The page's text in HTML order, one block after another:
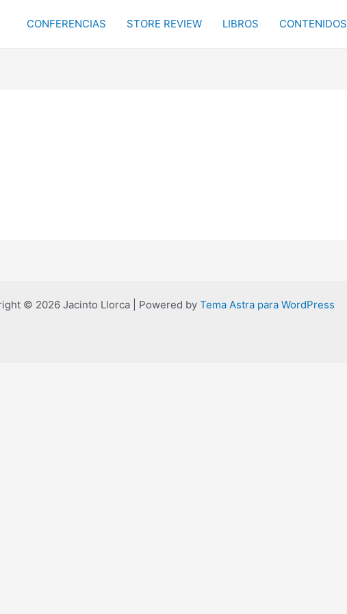
CONFERENCIAS STORE REVIEW LIBROS CONTENIDOS
© 2026 Jacinto Llorca | Powered by Tema Astra para WordPress